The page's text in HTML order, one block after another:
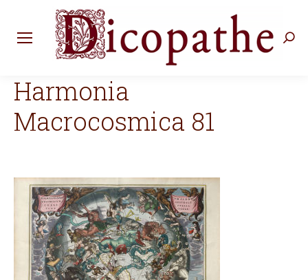
Harmonia
Macrocosmica 81